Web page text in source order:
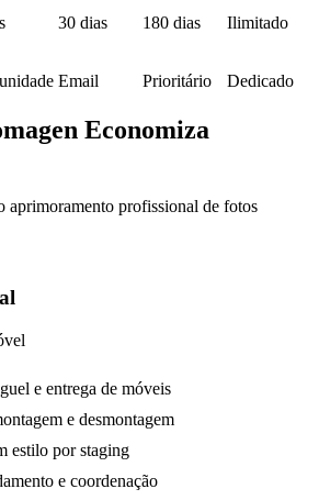
30 dias 180 dias
Ilimitado
Email Prioritário Dedicado
Economiza
aprimoramento profissional de fotos
e entrega de móveis
e desmontagem
estilo por staging
e coordenação